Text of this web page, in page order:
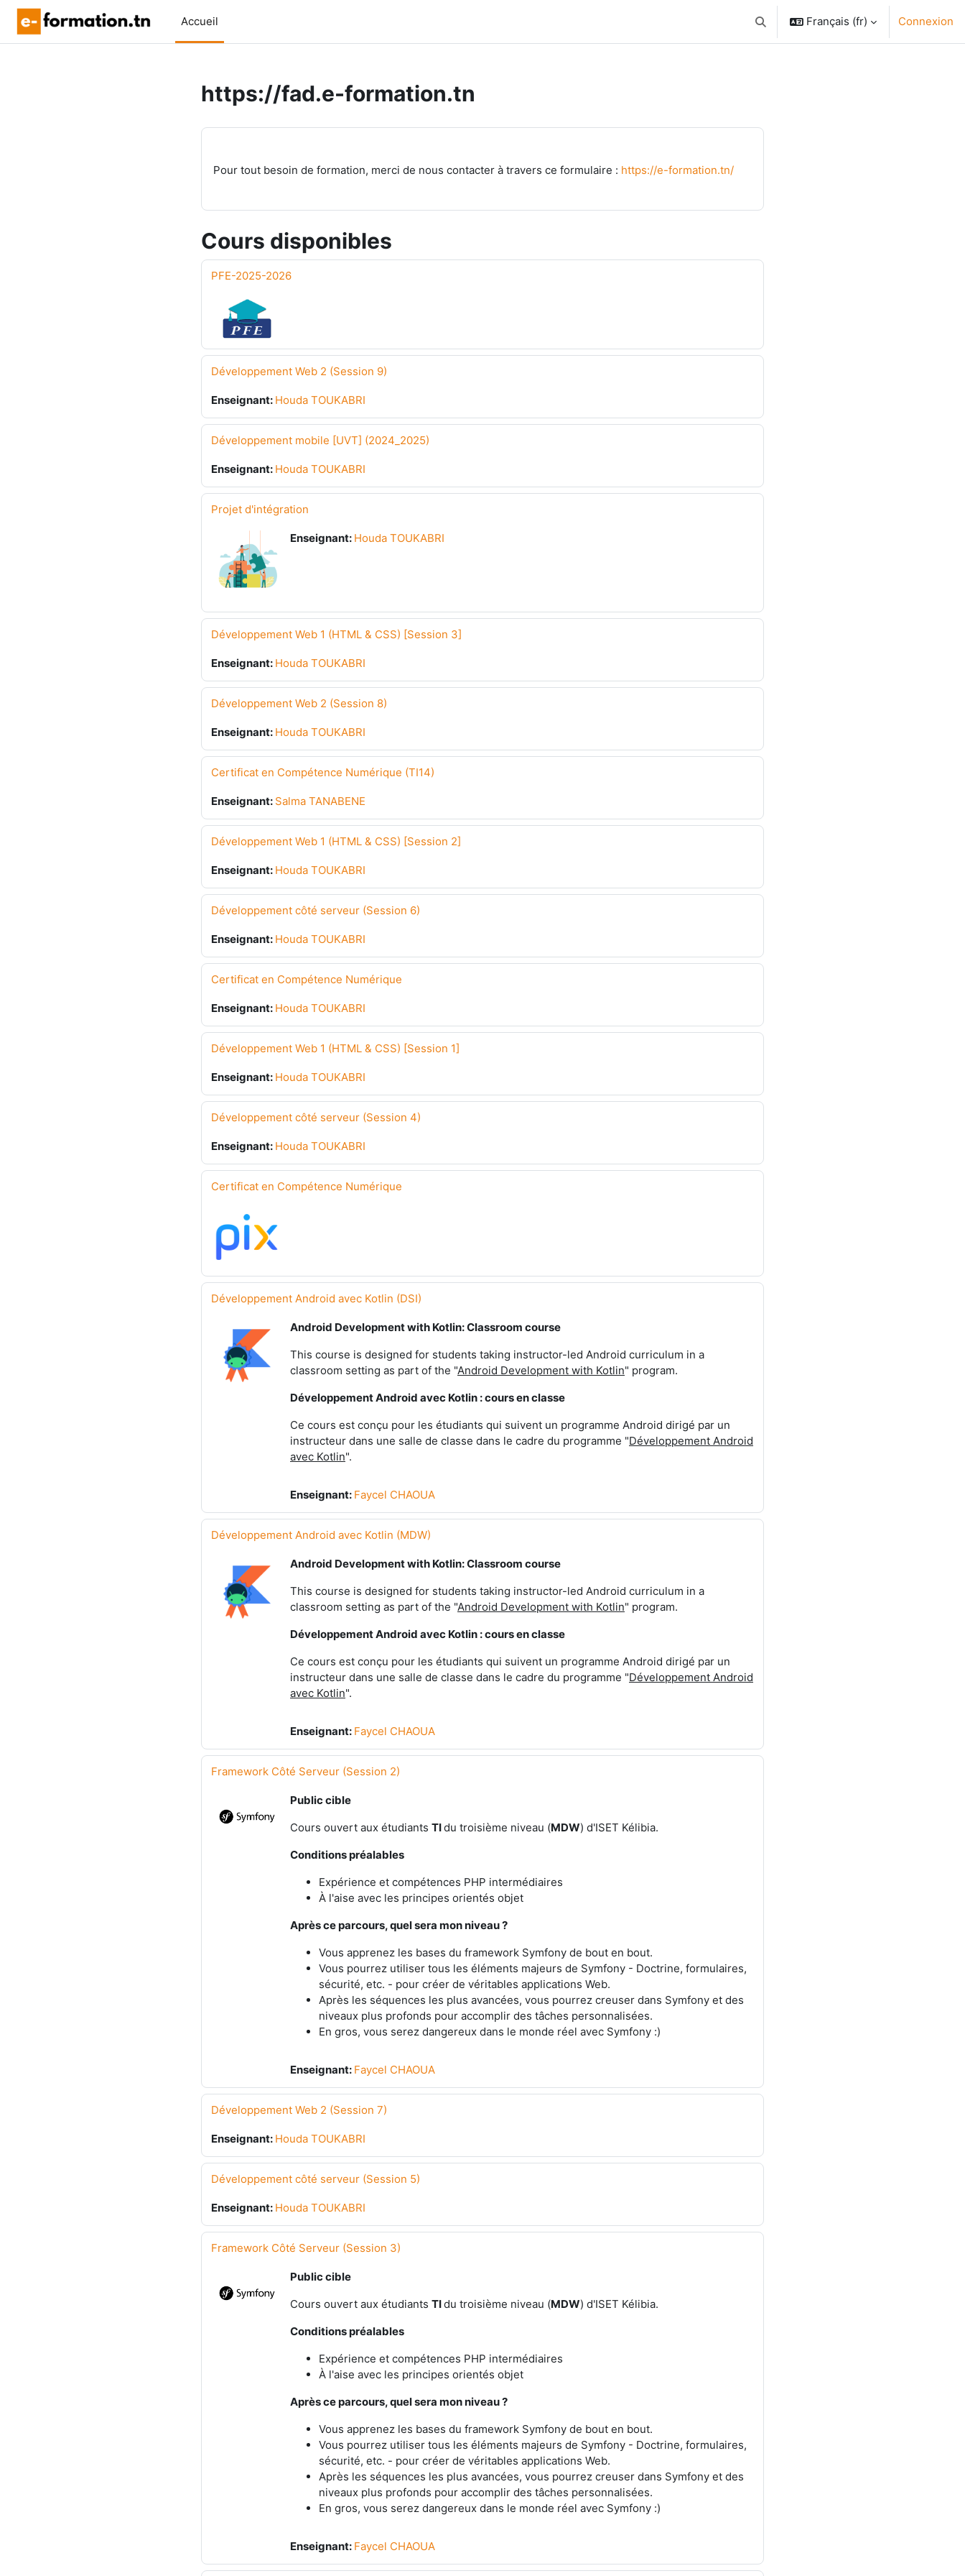
Passer au contenu principal
Accueil
Activer/désactiver la saisie de recherche
Français ‎(fr)‎ Connexion
https://fad.e-formation.tn
Pour tout besoin de formation, merci de nous contacter à travers ce formulaire : https://e-formation.tn/
Cours disponibles
PFE-2025-2026
Développement Web 2 (Session 9)
Enseignant: Houda TOUKABRI
Développement mobile [UVT] (2024_2025)
Enseignant: Houda TOUKABRI
Projet d'intégration
Enseignant: Houda TOUKABRI
Développement Web 1 (HTML & CSS) [Session 3]
Enseignant: Houda TOUKABRI
Développement Web 2 (Session 8)
Enseignant: Houda TOUKABRI
Certificat en Compétence Numérique (TI14)
Enseignant: Salma TANABENE
Développement Web 1 (HTML & CSS) [Session 2]
Enseignant: Houda TOUKABRI
Développement côté serveur (Session 6)
Enseignant: Houda TOUKABRI
Certificat en Compétence Numérique
Enseignant: Houda TOUKABRI
Développement Web 1 (HTML & CSS) [Session 1]
Enseignant: Houda TOUKABRI
Développement côté serveur (Session 4)
Enseignant: Houda TOUKABRI
Certificat en Compétence Numérique
Développement Android avec Kotlin (DSI)
Android Development with Kotlin: Classroom course
This course is designed for students taking instructor-led Android curriculum in a
classroom setting as part of the "Android Development with Kotlin" program.
Développement Android avec Kotlin : cours en classe
Ce cours est conçu pour les étudiants qui suivent un programme Android dirigé par un
instructeur dans une salle de classe dans le cadre du programme "Développement Android
avec Kotlin".
Enseignant: Faycel CHAOUA
Développement Android avec Kotlin (MDW)
Android Development with Kotlin: Classroom course
This course is designed for students taking instructor-led Android curriculum in a
classroom setting as part of the "Android Development with Kotlin" program.
Développement Android avec Kotlin : cours en classe
Ce cours est conçu pour les étudiants qui suivent un programme Android dirigé par un
instructeur dans une salle de classe dans le cadre du programme "Développement Android
avec Kotlin".
Enseignant: Faycel CHAOUA
Framework Côté Serveur (Session 2)
Public cible
Cours ouvert aux étudiants TIdu troisième niveau (MDW) d'ISET Kélibia.
Conditions préalables
Expérience et compétences PHP intermédiaires
À l'aise avec les principes orientés objet
Après ce parcours, quel sera mon niveau ?
Vous apprenez les bases du framework Symfony de bout en bout.
Vous pourrez utiliser tous les éléments majeurs de Symfony - Doctrine, formulaires,
sécurité, etc. - pour créer de véritables applications Web.
Après les séquences les plus avancées, vous pourrez creuser dans Symfony et des
niveaux plus profonds pour accomplir des tâches personnalisées.
En gros, vous serez dangereux dans le monde réel avec Symfony :)
Enseignant: Faycel CHAOUA
Développement Web 2 (Session 7)
Enseignant: Houda TOUKABRI
Développement côté serveur (Session 5)
Enseignant: Houda TOUKABRI
Framework Côté Serveur (Session 3)
Public cible
Cours ouvert aux étudiants TIdu troisième niveau (MDW) d'ISET Kélibia.
Conditions préalables
Expérience et compétences PHP intermédiaires
À l'aise avec les principes orientés objet
Après ce parcours, quel sera mon niveau ?
Vous apprenez les bases du framework Symfony de bout en bout.
Vous pourrez utiliser tous les éléments majeurs de Symfony - Doctrine, formulaires,
sécurité, etc. - pour créer de véritables applications Web.
Après les séquences les plus avancées, vous pourrez creuser dans Symfony et des
niveaux plus profonds pour accomplir des tâches personnalisées.
En gros, vous serez dangereux dans le monde réel avec Symfony :)
Enseignant: Faycel CHAOUA